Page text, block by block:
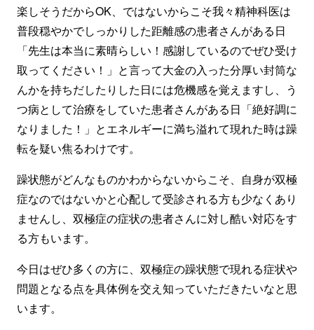
楽しそうだからOK、ではないからこそ我々精神科医は
普段穏やかでしっかりした距離感の患者さんがある日
「先生は本当に素晴らしい！感謝しているのでぜひ受け
取ってください！」と言って大金の入った分厚い封筒な
んかを持ちだしたりした日には危機感を覚えますし、う
つ病として治療をしていた患者さんがある日「絶好調に
なりました！」とエネルギーに満ち溢れて現れた時は躁
転を疑い焦るわけです。
躁状態がどんなものかわからないからこそ、自身が双極
症なのではないかと心配して受診される方も少なくあり
ませんし、双極症の症状の患者さんに対し酷い対応をす
る方もいます。
今日はぜひ多くの方に、双極症の躁状態で現れる症状や
問題となる点を具体例を交え知っていただきたいなと思
います。